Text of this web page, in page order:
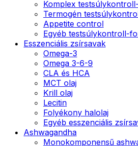
Komplex
Termogén
Appetite control
Egyéb testsúlykontroll-
Esszenciális zsírsavak
Omega-3
Omega 3-6-9
CLA és HCA
MCT olaj
Krill olaj
Lecitin
Folyékony halolaj
Egyéb esszenciális
Ashwagandha
Monokomponensű